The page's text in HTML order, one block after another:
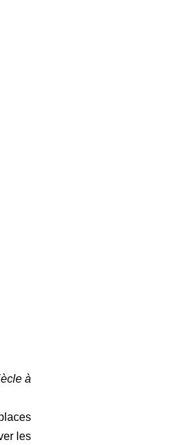
à
les